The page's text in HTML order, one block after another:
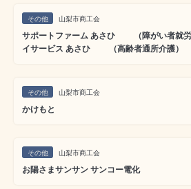
その他 山梨市商工会
サポートファーム あさひ （障がい者就労
イサービス あさひ （高齢者通所介護）
その他 山梨市商工会
かけもと
その他 山梨市商工会
お陽さまサンサン サンコー電化